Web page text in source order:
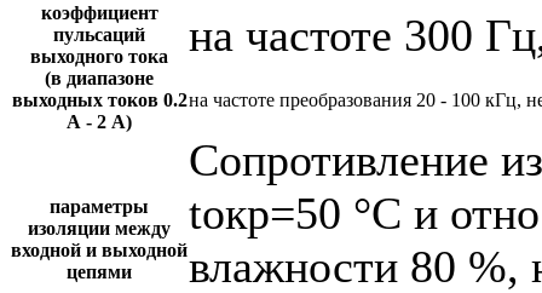
коэффициент
пульсаций
выходного тока
(в диапазоне
выходных токов 0.2
А - 2 А)
на частоте 300
на частоте преобразования 20 - 100 кГц,
параметры
изоляции между
входной и выходной
цепями
Сопротивление
tокр=50 °С и
влажности 80 %,